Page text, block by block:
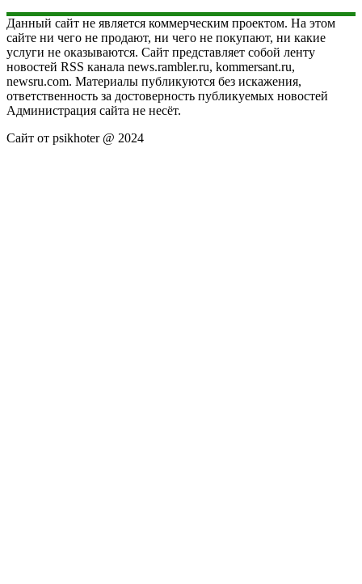
Данный сайт не является коммерческим проектом. На этом
сайте ни чего не продают, ни чего не покупают, ни какие
услуги не оказываются. Сайт представляет собой ленту
новостей RSS канала news.rambler.ru, kommersant.ru,
newsru.com. Материалы публикуются без искажения,
ответственность за достоверность публикуемых новостей
Администрация сайта не несёт.
Сайт от psikhoter @ 2024